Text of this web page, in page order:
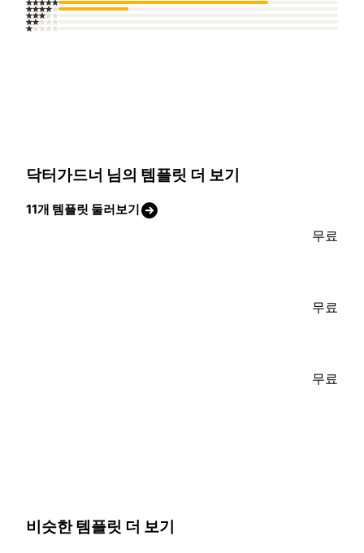
닥터가드너 님의 템플릿 더 보기
11개 템플릿 둘러보기
무료
무료
무료
비슷한 템플릿 더 보기